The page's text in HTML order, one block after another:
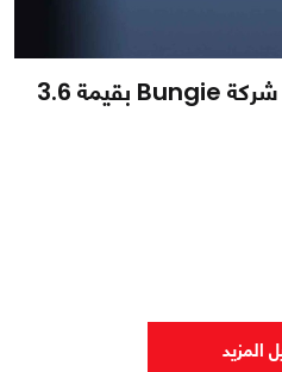
0
شركة Sony تستحوذ على شركة Bungie بقيمة 3.6
المزيد